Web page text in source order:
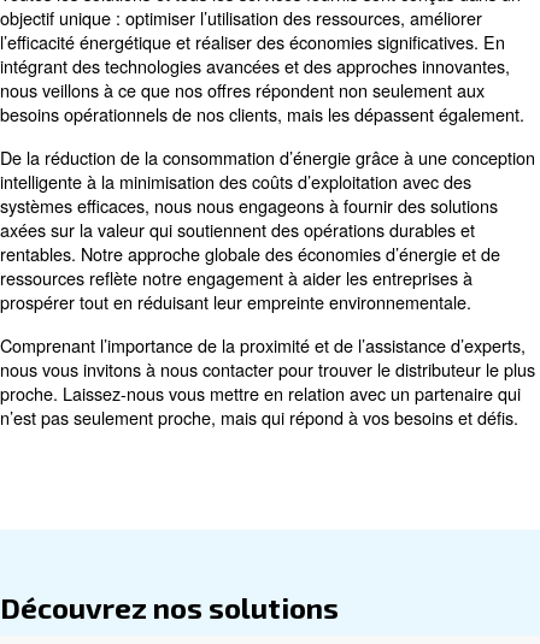
Solutions
Des opérations prévisibles grâce
solutions intelligentes
Toutes les solutions et tous les services fournis sont
objectif unique : optimiser l’utilisation des ressources,
l’efficacité énergétique et réaliser des économies
intégrant des technologies avancées et des approches
nous veillons à ce que nos offres répondent non
besoins opérationnels de nos clients, mais les
De la réduction de la consommation d’énergie grâce à
intelligente à la minimisation des coûts d’exploitation
systèmes efficaces, nous nous engageons à fournir des
Comprenant l’importance de la proximité et de